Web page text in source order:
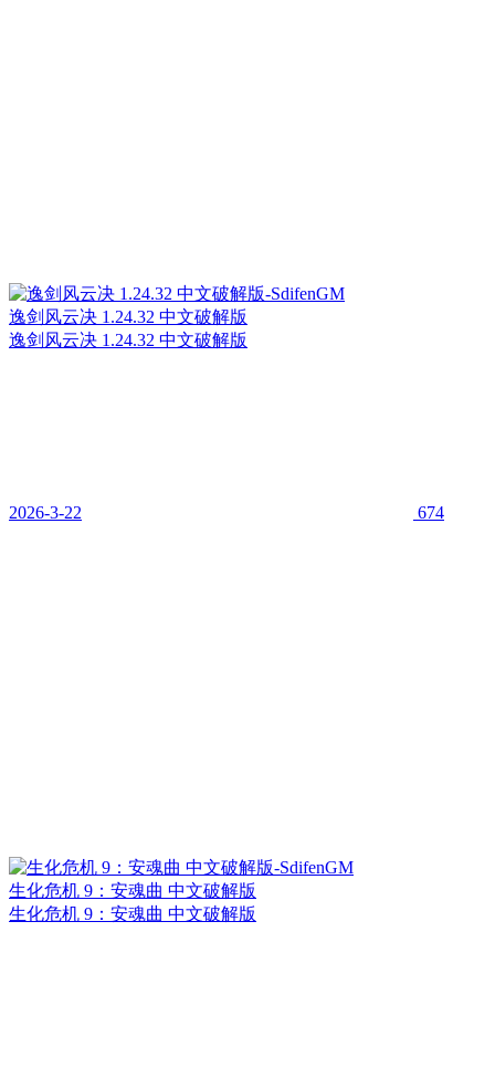
逸剑风云决 1.24.32 中文破解版
逸剑风云决 1.24.32 中文破解版
2026-3-22 674
生化危机 9：安魂曲 中文破解版
生化危机 9：安魂曲 中文破解版